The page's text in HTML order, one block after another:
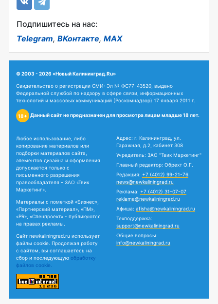
Подпишитесь на нас:
Telegram, ВКонтакте, MAX
© 2003 - 2026 «Новый Калининград.Ru»
Свидетельство о регистрации СМИ: Эл № ФС77-43520, выдано
Федеральной службой по надзору в сфере связи, информационных
технологий и массовых коммуникаций (Роскомнадзор) 17 января 2011 г.
18+ Данный сайт не предназначен для просмотра лицам младше 18 лет.
Любое использование, либо
копирование материалов или
подборки материалов сайта,
элементов дизайна и оформления
допускается только с
письменного разрешения
правообладателя - ЗАО «Твик
Маркетинг».
Материалы с пометкой «Бизнес»,
«Партнерский материал», «ПМ»,
«PR», «Спецпроект» - публикуются
на правах рекламы.
Сайт newkaliningrad.ru использует
файлы cookie. Продолжая работу
с сайтом, вы соглашаетесь на
сбор и последующую обработку
файлов cookie.
Адрес: г. Калининград, ул.
Гаражная, д.2, кабинет 308
Учредитель: ЗАО "Твик Маркетинг"
Главный редактор: Обрехт О.Г.
Редакция: +7 (4012) 99-21-76
news@newkaliningrad.ru
Реклама: +7 (4012) 31-07-07
reklama@newkaliningrad.ru
Афиша: afisha@newkaliningrad.ru
Техподдержка:
support@newkaliningrad.ru
Общие вопросы:
info@newkaliningrad.ru